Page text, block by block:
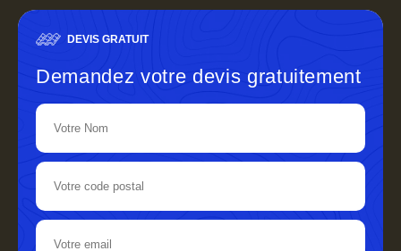
DEVIS GRATUIT
Demandez votre devis gratuitement